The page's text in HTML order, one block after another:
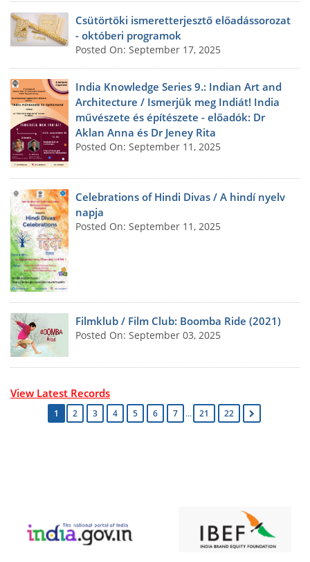
Csütörtöki ismeretterjesztő előadássorozat
- októberi programok
Posted On: September 17, 2025
India Knowledge Series 9.: Indian Art and
Architecture / Ismerjük meg Indiát! India
művészete és építészete - előadók: Dr
Aklan Anna és Dr Jeney Rita
Posted On: September 11, 2025
Celebrations of Hindi Divas / A hindí nyelv
napja
Posted On: September 11, 2025
Filmklub / Film Club: Boomba Ride (2021)
Posted On: September 03, 2025
View Latest Records
1 2 3 4 5 6 7 ... 21 22